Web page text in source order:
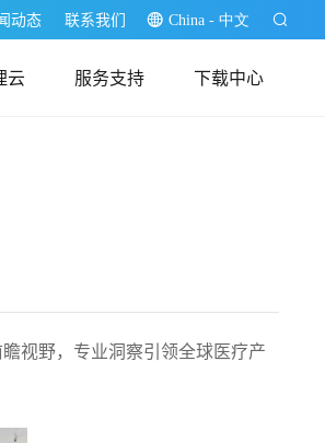
动态 联系我们 China - 中文
云 服务支持 下载中心
视野，专业洞察引领全球医疗产